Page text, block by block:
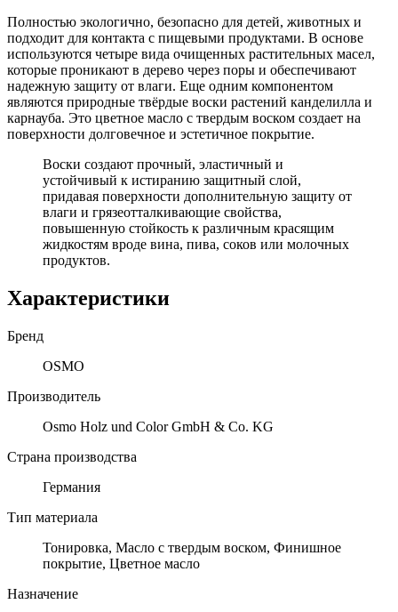
Полностью экологично, безопасно для детей, животных и
подходит для контакта с пищевыми продуктами. В основе
используются четыре вида очищенных растительных масел,
которые проникают в дерево через поры и обеспечивают
надежную защиту от влаги. Еще одним компонентом
являются природные твёрдые воски растений канделилла и
карнауба. Это цветное масло с твердым воском создает на
поверхности долговечное и эстетичное покрытие.
Воски создают прочный, эластичный и
устойчивый к истиранию защитный слой,
придавая поверхности дополнительную защиту от
влаги и грязеотталкивающие свойства,
повышенную стойкость к различным красящим
жидкостям вроде вина, пива, соков или молочных
продуктов.
Характеристики
Бренд
OSMO
Производитель
Osmo Holz und Color GmbH & Co. KG
Страна производства
Германия
Тип материала
Тонировка, Масло с твердым воском, Финишное
покрытие, Цветное масло
Назначение